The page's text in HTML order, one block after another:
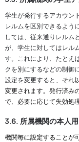
学生が発行するアカウン
レルムを区別できるよう
しては、従来通りレルム
が、学生に対してはレル
す。これにより、たとえ
クを別にするなどの制御
設定を変更すると、 それ
変更されます。 発行済み
で、必要に応じて失効処
3.6. 所属機関の本人
機関毎に設定することが